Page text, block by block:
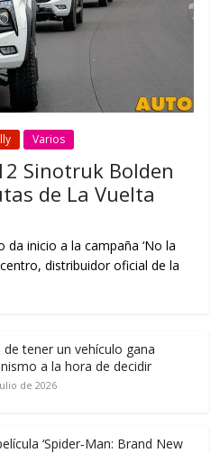
Varios
Sinotruk Bolden
de La Vuelta
inicio a la campaña ‘No la
distribuidor oficial de la
de tener un vehículo gana
a la hora de decidir
de 2026
‘Spider‑Man: Brand New